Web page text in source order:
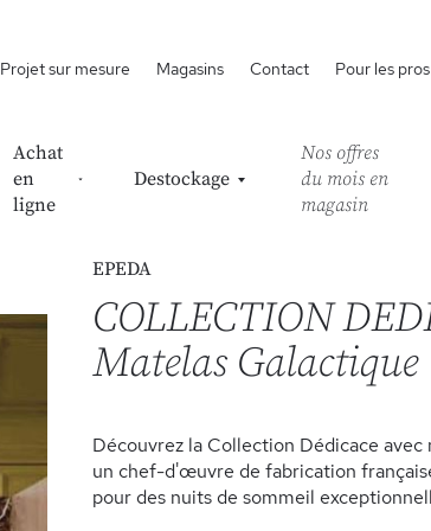
Projet sur mesure Magasins Contact Pour les pros
Achat
en
ligne
Destockage
Nos offres
du mois en
magasin
EPEDA
COLLECTION
Matelas Galactique
Découvrez la Collection Dédicace
un chef-d'œuvre de fabrication
pour des nuits de sommeil